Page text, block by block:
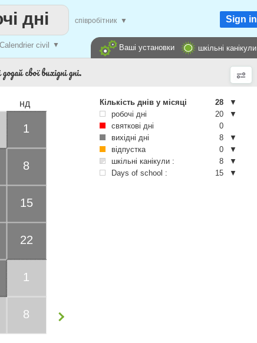
| Calendrier civil ▼
дні співробітник ▼ Sign in
шкільні канікули
Ваші установки
свої вихідні дні.
нд
1
8
15
22
1
8
Кількість днів у місяці 28
▼
робочі дні
20
▼
святкові дні
0
вихідні дні
8
▼
відпустка
0
▼
шкільні канікули :
8
▼
Days of school :
15 ▼